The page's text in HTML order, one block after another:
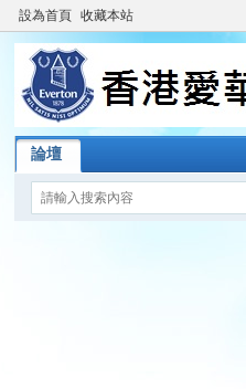
設為首頁 收藏本站
論壇